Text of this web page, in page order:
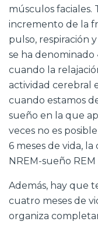
músculos faciales.
incremento de la
pulso, respiración
se ha denominado
cuando la
actividad cerebral
cuando estamos
sueño en la que
veces no es
6 meses de vida,
NREM-sueño
Además, hay que
cuatro meses de
organiza